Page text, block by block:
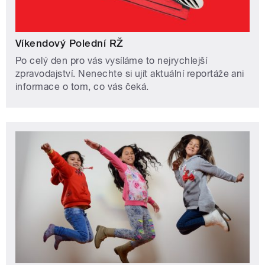
Víkendový Polední RŽ
Po celý den pro vás vysíláme to nejrychlejší
zpravodajství. Nenechte si ujít aktuální reportáže ani
informace o tom, co vás čeká.